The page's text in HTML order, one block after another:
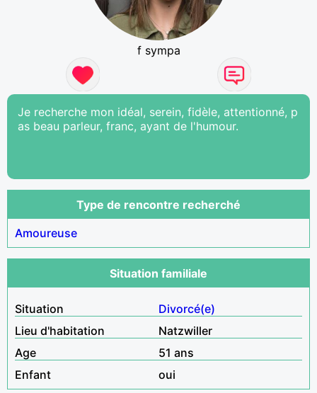
f sympa
Je recherche mon idéal, serein, fidèle, attentionné, p
as beau parleur, franc, ayant de l'humour.
Type de rencontre recherché
Amoureuse
Situation familiale
Situation
Divorcé(e)
Lieu d'habitation
Natzwiller
Age
51 ans
Enfant
oui